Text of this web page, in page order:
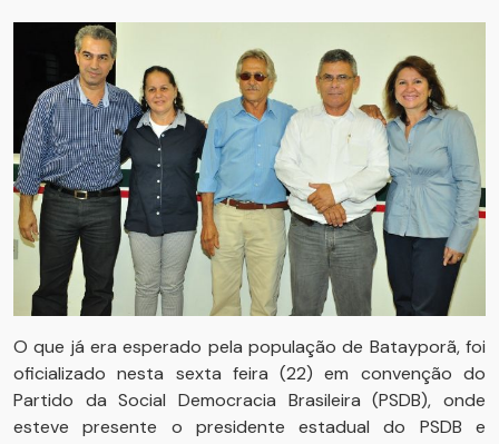
O que já era esperado pela população de Batayporã, foi
oficializado nesta sexta feira (22) em convenção do
Partido da Social Democracia Brasileira (PSDB), onde
esteve presente o presidente estadual do PSDB e